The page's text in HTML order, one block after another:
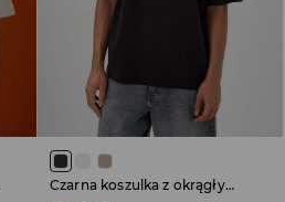
Czarna koszulka z okrągłym dekoltem z dzianiny strukturalnej